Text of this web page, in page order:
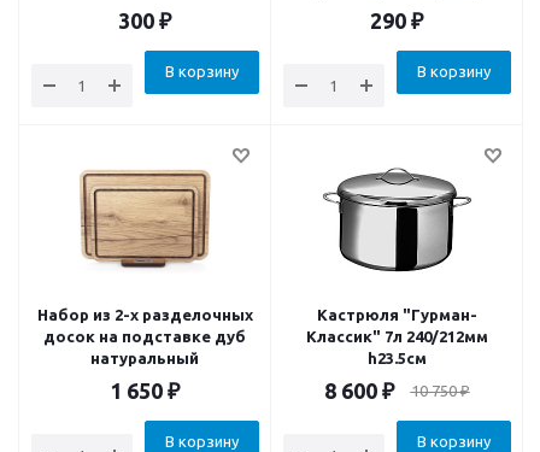
300 ₽
В корзину
Scandia
290 ₽
В корзину
Набор из 2-х разделочных
досок на подставке дуб
натуральный
1 650 ₽
В корзину
Кастрюля "Гурман-
Классик" 7л 240/212мм
h23.5см
8 600₽ 10 750₽
В корзину